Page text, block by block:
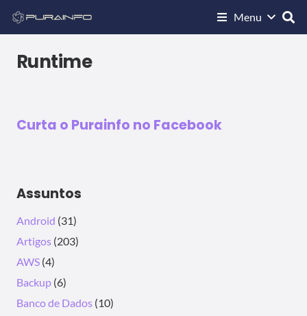
Menu
Runtime
C, C++, C#
globdata.ini, eula*.txt
Curta o Purainfo no Facebook
Assuntos
Android (31)
Artigos (203)
AWS (4)
Backup (6)
Banco de Dados (10)